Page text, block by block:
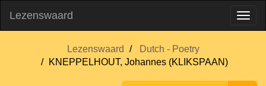
Lezenswaard
Lezenswaard
Dutch - Poetry
KNEPPELHOUT, Johannes (KLIKSPAAN)